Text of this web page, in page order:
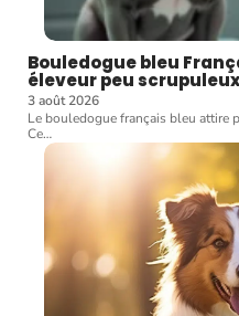
Bouledogue bleu
éleveur peu
3 août 2026
Le bouledogue français bleu attire
Ce…